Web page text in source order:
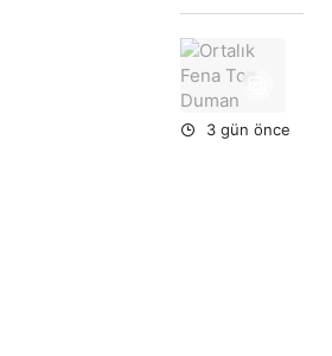
3 gün önce